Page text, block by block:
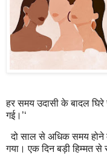
हर समय उदासी के बादल
गई।’‘
दो साल से अधिक समय होने
गया। एक दिन बड़ी हिम्मत